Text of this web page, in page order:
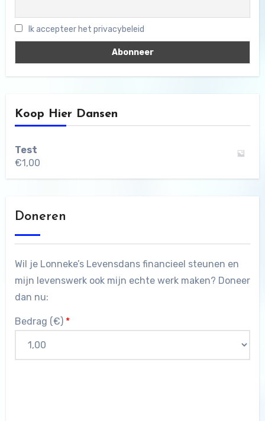
Ik accepteer het privacybeleid
Koop Hier Dansen
Test
€1,00
Doneren
Wil je Lonneke’s Levensdans financieel steunen en
mijn levenswerk ook mijn echte werk maken? Doneer
dan nu:
Bedrag (€) *